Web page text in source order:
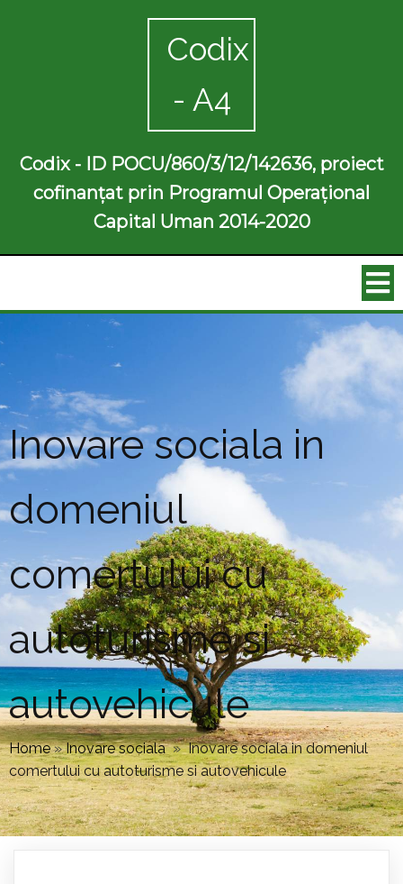
Codix
- A4
Codix - ID POCU/860/3/12/142636, proiect
cofinanțat prin Programul Operațional
Capital Uman 2014-2020
Inovare sociala in
domeniul
comertului cu
autoturisme si
autovehicule
Home»Inovare sociala » Inovare sociala in domeniul
comertului cu autoturisme si autovehicule